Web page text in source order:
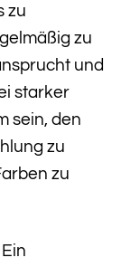
zu
zu
und
starker
sein, den
zu
zu